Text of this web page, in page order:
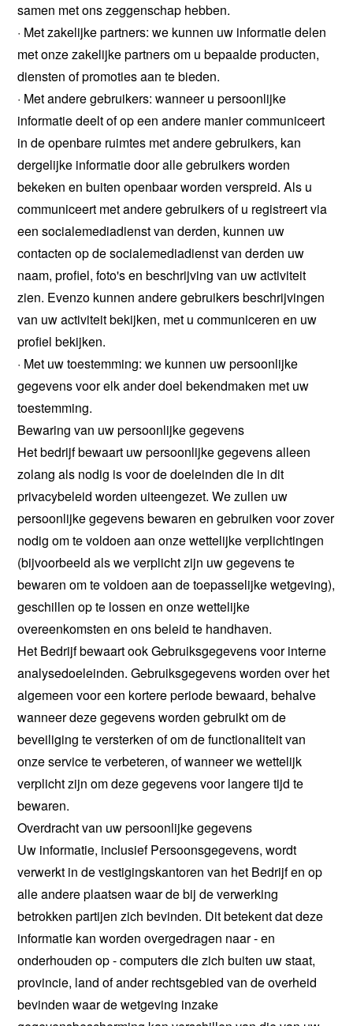
samen met ons zeggenschap hebben.
· Met zakelijke partners: we kunnen uw informatie delen
met onze zakelijke partners om u bepaalde producten,
diensten of promoties aan te bieden.
· Met andere gebruikers: wanneer u persoonlijke
informatie deelt of op een andere manier communiceert
in de openbare ruimtes met andere gebruikers, kan
dergelijke informatie door alle gebruikers worden
bekeken en buiten openbaar worden verspreid. Als u
communiceert met andere gebruikers of u registreert via
een socialemediadienst van derden, kunnen uw
contacten op de socialemediadienst van derden uw
naam, profiel, foto's en beschrijving van uw activiteit
zien. Evenzo kunnen andere gebruikers beschrijvingen
van uw activiteit bekijken, met u communiceren en uw
profiel bekijken.
· Met uw toestemming: we kunnen uw persoonlijke
gegevens voor elk ander doel bekendmaken met uw
toestemming.
Bewaring van uw persoonlijke gegevens
Het bedrijf bewaart uw persoonlijke gegevens alleen
zolang als nodig is voor de doeleinden die in dit
privacybeleid worden uiteengezet. We zullen uw
persoonlijke gegevens bewaren en gebruiken voor zover
nodig om te voldoen aan onze wettelijke verplichtingen
(bijvoorbeeld als we verplicht zijn uw gegevens te
bewaren om te voldoen aan de toepasselijke wetgeving),
geschillen op te lossen en onze wettelijke
overeenkomsten en ons beleid te handhaven.
Het Bedrijf bewaart ook Gebruiksgegevens voor interne
analysedoeleinden. Gebruiksgegevens worden over het
algemeen voor een kortere periode bewaard, behalve
wanneer deze gegevens worden gebruikt om de
beveiliging te versterken of om de functionaliteit van
onze service te verbeteren, of wanneer we wettelijk
verplicht zijn om deze gegevens voor langere tijd te
bewaren.
Overdracht van uw persoonlijke gegevens
Uw informatie, inclusief Persoonsgegevens, wordt
verwerkt in de vestigingskantoren van het Bedrijf en op
alle andere plaatsen waar de bij de verwerking
betrokken partijen zich bevinden. Dit betekent dat deze
informatie kan worden overgedragen naar - en
onderhouden op - computers die zich buiten uw staat,
provincie, land of ander rechtsgebied van de overheid
bevinden waar de wetgeving inzake